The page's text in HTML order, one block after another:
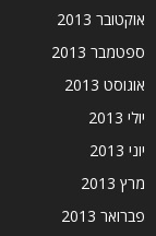
אוקטובר 2013
ספטמבר 2013
אוגוסט 2013
יולי 2013
יוני 2013
מרץ 2013
פברואר 2013